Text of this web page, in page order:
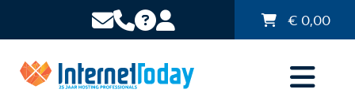
€ 0,00